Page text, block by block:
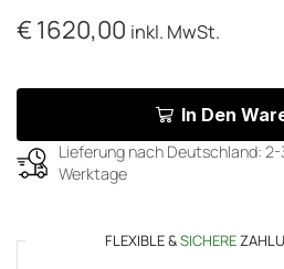
€1620,00 inkl. MwSt.
In Den
Lieferung nach Deutschland:
Werktage
FLEXIBLE &SICHERE